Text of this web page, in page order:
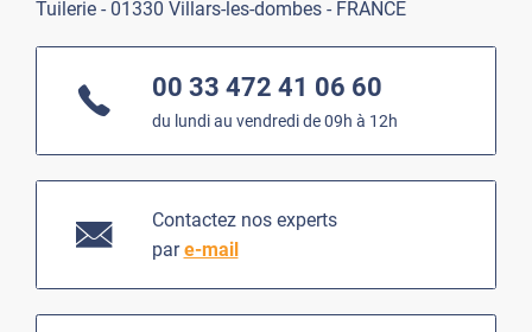
Tuilerie - 01330 Villars-les-dombes - FRANCE
00 33 472 41 06 60
du lundi au vendredi de 09h à 12h
Contactez nos experts
pare-mail